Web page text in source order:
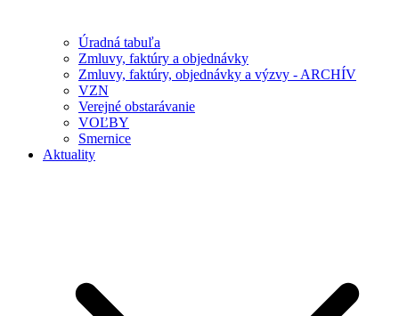
Úradná tabuľa
Zmluvy, faktúry a objednávky
Zmluvy, faktúry, objednávky a výzvy - ARCHÍV
VZN
Verejné obstarávanie
VOĽBY
Smernice
Aktuality